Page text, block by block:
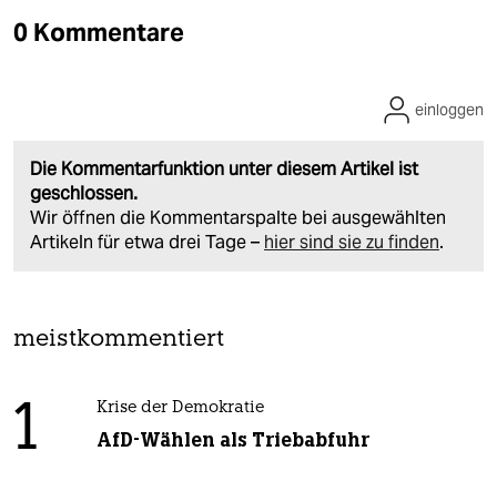
0 Kommentare
Die Kommentarfunktion unter diesem Artikel ist
geschlossen.
Wir öffnen die Kommentarspalte bei ausgewählten
Artikeln für etwa drei Tage – hier sind sie zu finden.
einloggen
meistkommentiert
1 Krise der Demokratie
AfD-Wählen als Triebabfuhr